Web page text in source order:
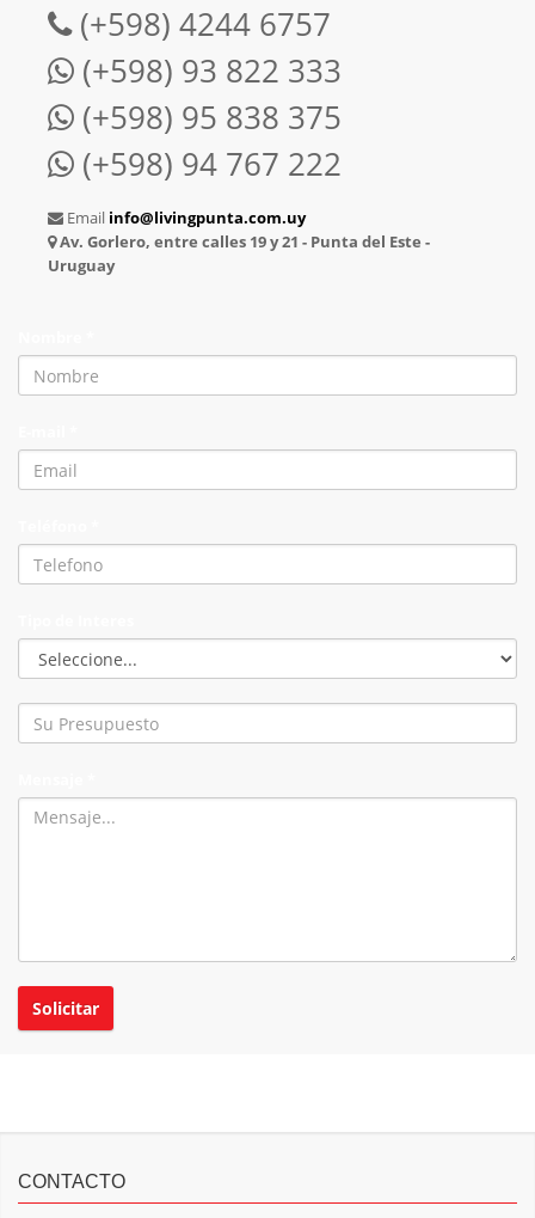
(+598) 4244 6757
(+598) 93 822 333
(+598) 95 838 375
(+598) 94 767 222
Email info@livingpunta.com.uy
Av. Gorlero, entre calles 19 y 21 - Punta del Este -
Uruguay
CONTACTO